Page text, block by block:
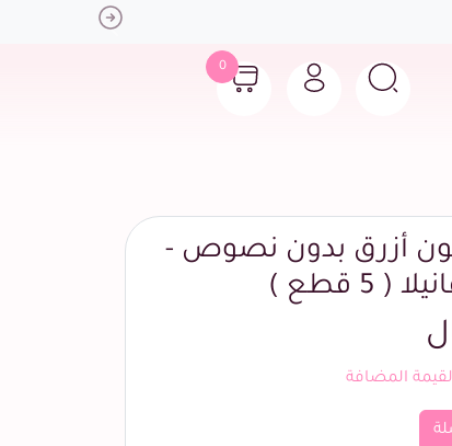
Next
0
لون أزرق بدون نصوص -
5 قطع )
المضافة